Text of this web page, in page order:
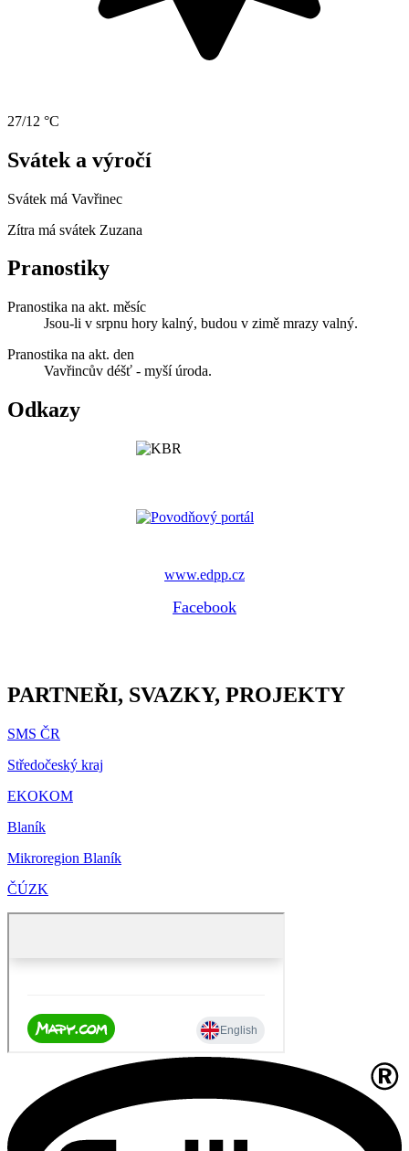
27/12 °C
Svátek a výročí
Svátek má Vavřinec
Zítra má svátek Zuzana
Pranostiky
Pranostika na akt. měsíc
Jsou-li v srpnu hory kalný, budou v zimě mrazy valný.
Pranostika na akt. den
Vavřincův déšť - myší úroda.
Odkazy
www.edpp.cz
Facebook
PARTNEŘI, SVAZKY, PROJEKTY
SMS ČR
Středočeský kraj
EKOKOM
Blaník
Mikroregion Blaník
ČÚZK